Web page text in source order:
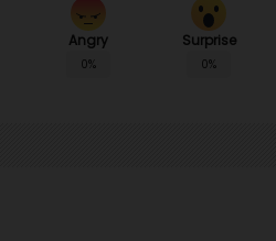
Angry
0%
Surprise
0%